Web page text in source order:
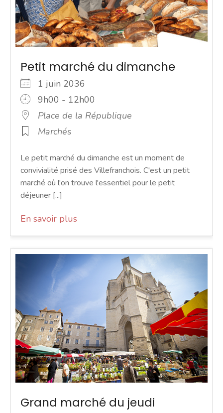
Petit marché du dimanche
1 juin 2036
9h00 - 12h00
Place de la République
Marchés
Le petit marché du dimanche est un moment de
convivialité prisé des Villefranchois. C'est un petit
marché où l'on trouve l'essentiel pour le petit
déjeuner [...]
En savoir plus
Grand marché du jeudi